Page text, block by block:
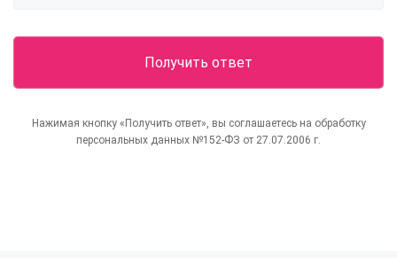
Нажимая кнопку «Получить ответ», вы соглашаетесь на обработку
персональных данных №152-ФЗ от 27.07.2006 г.